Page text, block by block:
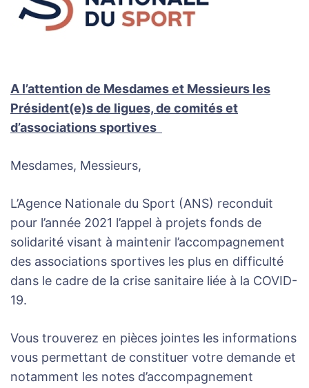
A l’attention de Mesdames et Messieurs les
Président(e)s de ligues, de comités et
d’associations sportives
Mesdames, Messieurs,
L’Agence Nationale du Sport (ANS) reconduit
pour l’année 2021 l’appel à projets fonds de
solidarité visant à maintenir l’accompagnement
des associations sportives les plus en difficulté
dans le cadre de la crise sanitaire liée à la COVID-
19.
Vous trouverez en pièces jointes les informations
vous permettant de constituer votre demande et
notamment les notes d’accompagnement